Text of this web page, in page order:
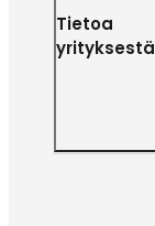
Tietoa
yrityksestä